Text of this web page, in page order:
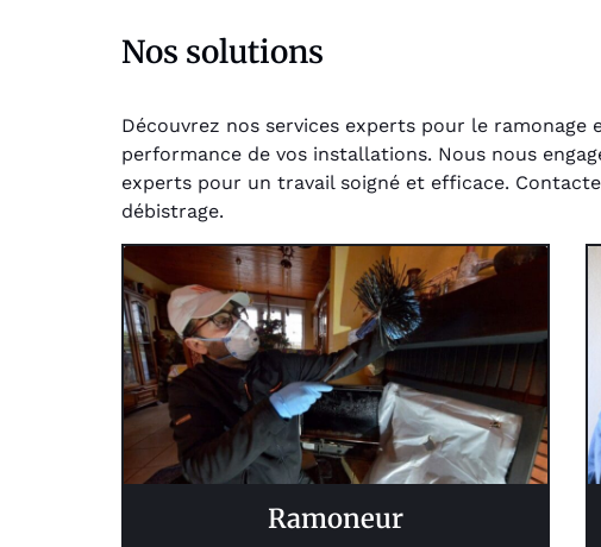
Nos solutions
Découvrez nos services experts pour le
performance de vos installations. Nous nous
experts pour un travail soigné et efficace.
débistrage.
Ramoneur